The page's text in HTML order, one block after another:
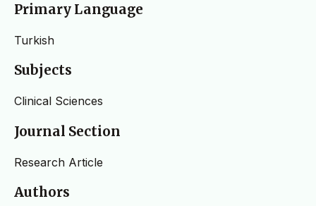
Primary Language
Turkish
Subjects
Clinical Sciences
Journal Section
Research Article
Authors